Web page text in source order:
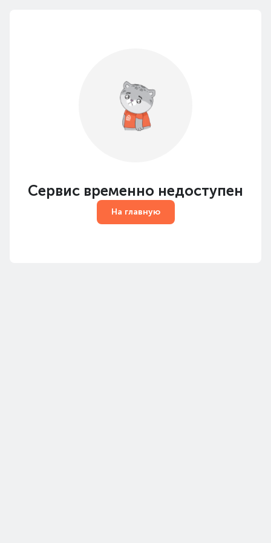
Сервис временно недоступен
На главную